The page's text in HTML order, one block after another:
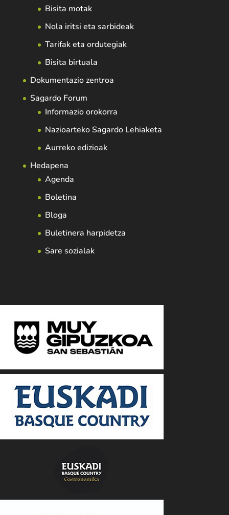
Bisita motak
Nola iritsi eta sarbideak
Tarifak eta ordutegiak
Bisita birtuala
Dokumentazio zentroa
Sagardo Forum
Informazio orokorra
Nazioarteko Sagardo Lehiaketa
Aurreko edizioak
Hedapena
Agenda
Boletina
Bloga
Buletinera harpidetza
Sare sozialak